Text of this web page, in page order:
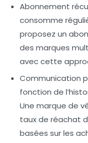
Abonnement
consomme
proposez un
des marques
avec cette
Communication
fonction de
Une marque de
taux de réachat
basées sur les